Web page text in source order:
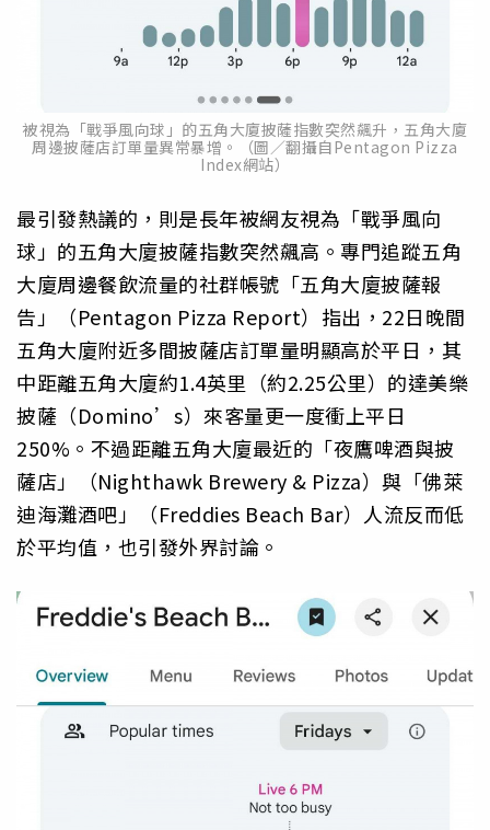
被視為「戰爭風向球」的五角大廈披薩指數突然飆升，五角大廈
周邊披薩店訂單量異常暴增。（圖／翻攝自Pentagon Pizza
Index網站）
最引發熱議的，則是長年被網友視為「戰爭風向
球」的五角大廈披薩指數突然飆高。專門追蹤五角
大廈周邊餐飲流量的社群帳號「五角大廈披薩報
告」（Pentagon Pizza Report）指出，22日晚間
五角大廈附近多間披薩店訂單量明顯高於平日，其
中距離五角大廈約1.4英里（約2.25公里）的達美樂
披薩（Domino’s）來客量更一度衝上平日
250%。不過距離五角大廈最近的「夜鷹啤酒與披
薩店」（Nighthawk Brewery & Pizza）與「佛萊
迪海灘酒吧」（Freddies Beach Bar）人流反而低
於平均值，也引發外界討論。